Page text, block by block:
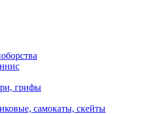
грифы
самокаты, скейты